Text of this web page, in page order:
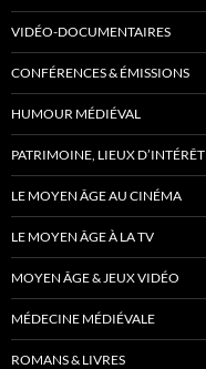
VIDÉO-DOCUMENTAIRES
CONFÉRENCES & ÉMISSIONS
HUMOUR MÉDIÉVAL
PATRIMOINE, LIEUX D’INTÉRÊT
LE MOYEN ÂGE AU CINÉMA
LE MOYEN ÂGE À LA TV
MOYEN ÂGE & JEUX VIDÉO
MÉDECINE MÉDIÉVALE
ROMANS & LIVRES